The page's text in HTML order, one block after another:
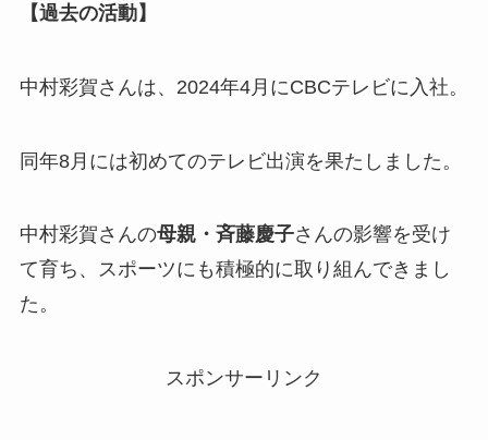
【過去の活動】
中村彩賀さんは、2024年4月にCBCテレビに入社。
同年8月には初めてのテレビ出演を果たしました。
中村彩賀さんの母親・斉藤慶子さんの影響を受け
て育ち、スポーツにも積極的に取り組んできまし
た。
スポンサーリンク